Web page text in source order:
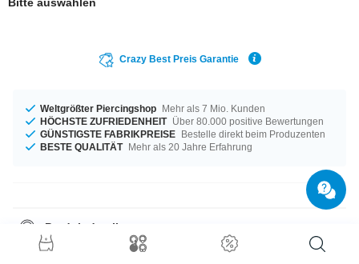
Crazy Best Preis Garantie
Weltgrößter Piercingshop Mehr als 7 Mio. Kunden
HÖCHSTE ZUFRIEDENHEIT Über 80.000 positive Bewertungen
GÜNSTIGSTE FABRIKPREISE Bestelle direkt beim Produzenten
BESTE QUALITÄT Mehr als 20 Jahre Erfahrung
Produktdetails
Auf Lager für dich in einem Durchmesser von 5 mm. Ein tolles Produkt